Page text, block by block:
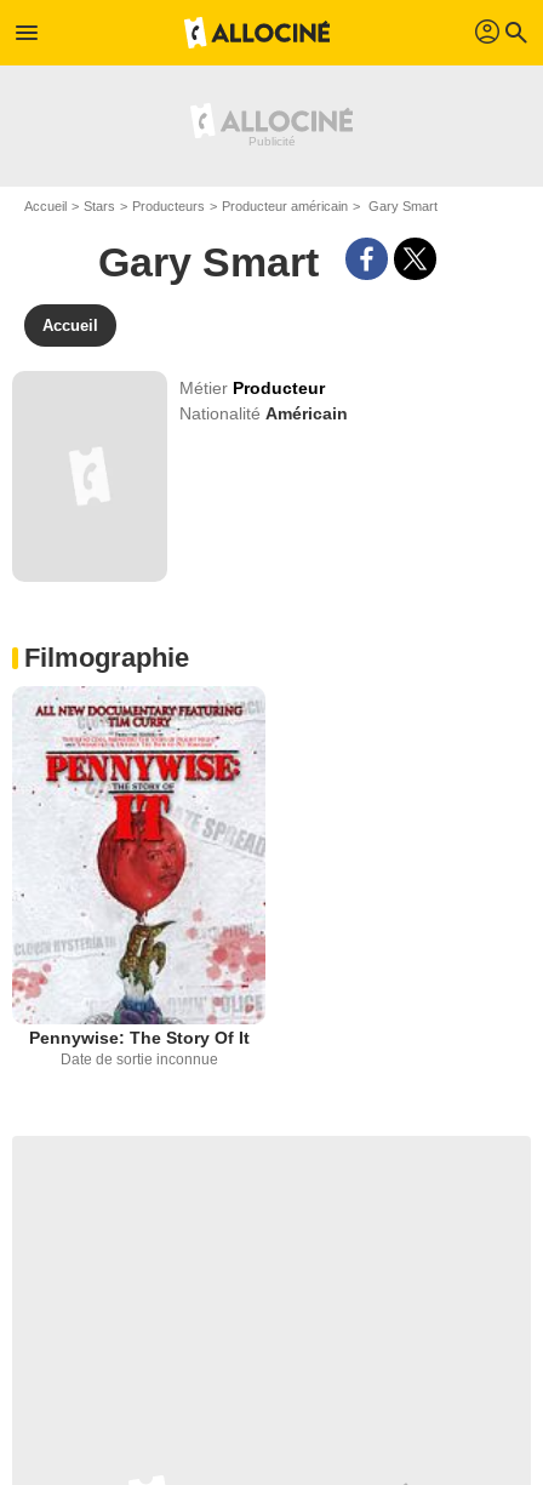
menu profil search
Accueil Stars Producteurs Producteur américain Gary Smart
Gary Smart
Accueil
Métier Producteur
NationalitéAméricain
Filmographie
Pennywise: The Story Of It
Date de sortie inconnue